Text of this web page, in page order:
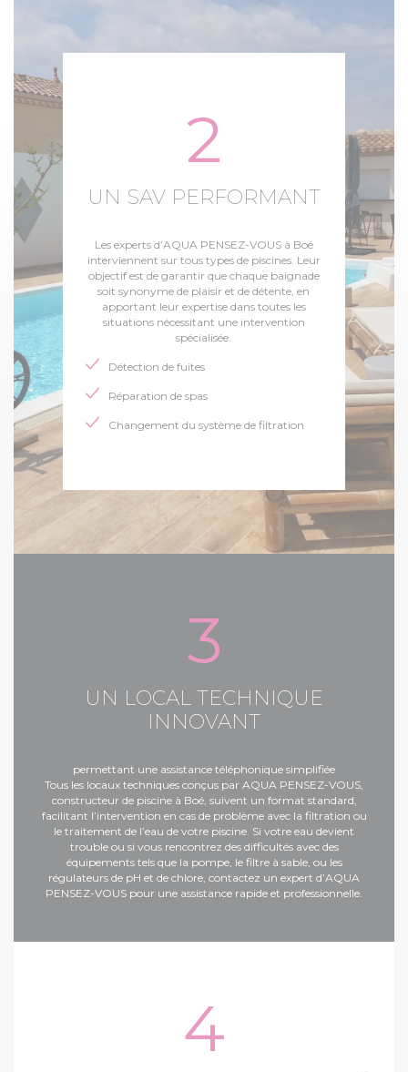
2
UN SAV PERFORMANT
Les experts d’AQUA PENSEZ-VOUS à Boé
interviennent sur tous types de piscines. Leur
objectif est de garantir que chaque baignade
soit synonyme de plaisir et de détente, en
apportant leur expertise dans toutes les
situations nécessitant une intervention
spécialisée.
Détection de fuites
Réparation de spas
Changement du système de filtration
3
UN LOCAL TECHNIQUE
INNOVANT
permettant une assistance téléphonique simplifiée
Tous les locaux techniques conçus par AQUA PENSEZ-VOUS,
constructeur de piscine à Boé, suivent un format standard,
facilitant l’intervention en cas de problème avec la filtration ou
le traitement de l’eau de votre piscine. Si votre eau devient
trouble ou si vous rencontrez des difficultés avec des
équipements tels que la pompe, le filtre à sable, ou les
régulateurs de pH et de chlore, contactez un expert d’AQUA
PENSEZ-VOUS pour une assistance rapide et professionnelle.
4